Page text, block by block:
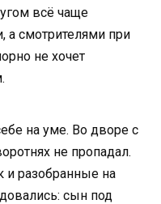
всё чаще
а смотрителями при
не хочет
на уме. Во дворе с
не пропадал.
и разобранные на
сын под